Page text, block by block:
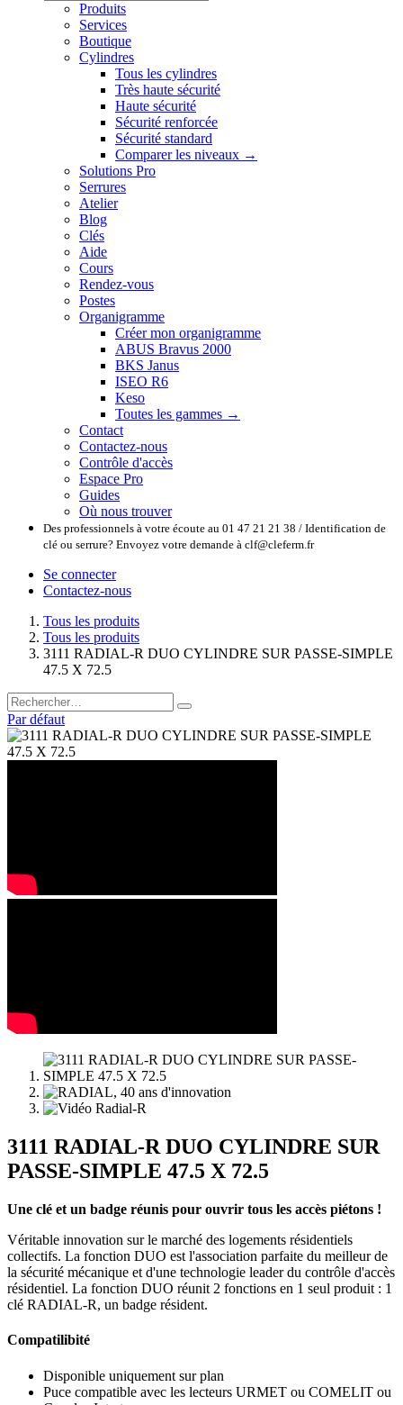
Produits
Services
Boutique
Cylindres
Tous les cylindres
Très haute sécurité
Haute sécurité
Sécurité renforcée
Sécurité standard
Comparer les niveaux →
Solutions Pro
Serrures
Atelier
Blog
Clés
Aide
Cours
Rendez-vous
Postes
Organigramme
Créer mon organigramme
ABUS Bravus 2000
BKS Janus
ISEO R6
Keso
Toutes les gammes →
Contact
Contactez-nous
Contrôle d'accès
Espace Pro
Guides
Où nous trouver
Des professionnels à votre écoute au 01 47 21 21 38 / Identification de
clé ou serrure? Envoyez votre demande à clf@cleferm.fr
Se connecter
Contactez-nous
Tous les produits
Tous les produits
3111 RADIAL-R DUO CYLINDRE SUR PASSE-SIMPLE
47.5 X 72.5
Par défaut
3111 RADIAL-R DUO CYLINDRE SUR
PASSE-SIMPLE 47.5 X 72.5
Une clé et un badge réunis pour ouvrir tous les accès piétons !
Véritable innovation sur le marché des logements résidentiels
collectifs. La fonction DUO est l'association parfaite du meilleur de
la sécurité mécanique et d'une technologie leader du contrôle d'accès
résidentiel. La fonction DUO réunit 2 fonctions en 1 seul produit : 1
clé RADIAL-R, un badge résident.
Compatilibité
Disponible uniquement sur plan
Puce compatible avec les lecteurs URMET ou COMELIT ou